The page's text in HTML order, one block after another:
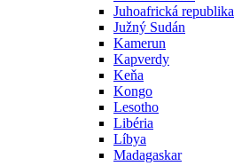
Juhoafrická republika
Južný Sudán
Kamerun
Kapverdy
Keňa
Kongo
Lesotho
Libéria
Líbya
Madagaskar